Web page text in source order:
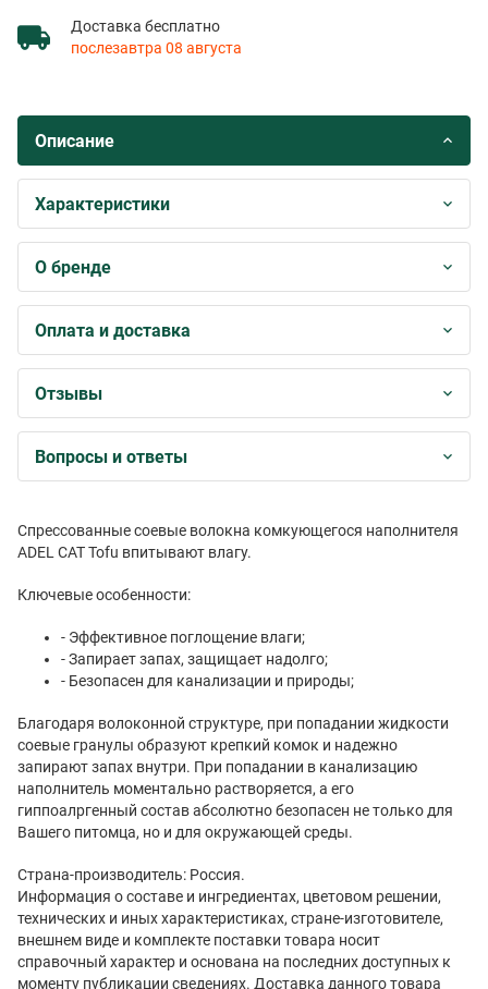
Доставка бесплатно
послезавтра 08 августа
Описание
Характеристики
О бренде
Оплата и доставка
Отзывы
Вопросы и ответы
Спрессованные соевые волокна комкующегося наполнителя
ADEL CAT Tofu впитывают влагу.
Ключевые особенности:
- Эффективное поглощение влаги;
- Запирает запах, защищает надолго;
- Безопасен для канализации и природы;
Благодаря волоконной структуре, при попадании жидкости
соевые гранулы образуют крепкий комок и надежно
запирают запах внутри. При попадании в канализацию
наполнитель моментально растворяется, а его
гиппоалргенный состав абсолютно безопасен не только для
Вашего питомца, но и для окружающей среды.
Страна-производитель: Россия.
Информация о составе и ингредиентах, цветовом решении,
технических и иных характеристиках, стране-изготовителе,
внешнем виде и комплекте поставки товара носит
справочный характер и основана на последних доступных к
моменту публикации сведениях. Доставка данного товара